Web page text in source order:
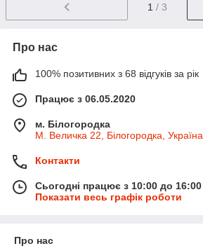
1 / 3
Про нас
100% позитивних з 68 відгуків за рік
Працює з 06.05.2020
м. Білогородка
М. Величка 22, Білогородка, Україна
Контакти
Сьогодні працює з 10:00 до 16:00
Показати весь графік роботи
Про нас